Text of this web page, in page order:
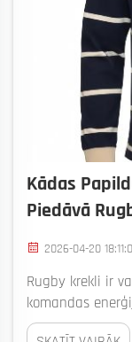
Kādas
Piedāvā
2026-04-20
Rugby krekli ir
komandas
kreklu